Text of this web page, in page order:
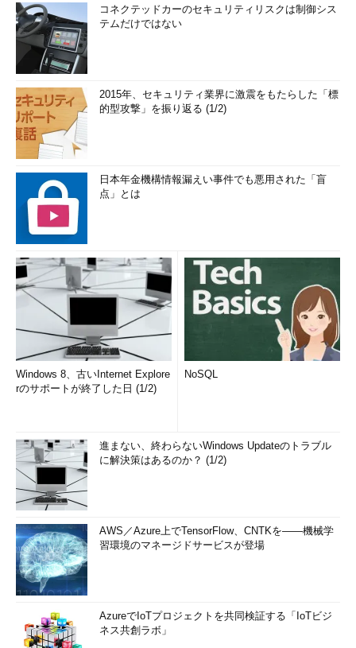
コネクテッドカーのセキュリティリスクは制御シス
テムだけではない
2015年、セキュリティ業界に激震をもたらした「標
的型攻撃」を振り返る (1/2)
日本年金機構情報漏えい事件でも悪用された「盲
点」とは
Windows 8、古いInternet Explore
rのサポートが終了した日 (1/2)
NoSQL
進まない、終わらないWindows Updateのトラブル
に解決策はあるのか？ (1/2)
AWS／Azure上でTensorFlow、CNTKを――機械学
習環境のマネージドサービスが登場
AzureでIoTプロジェクトを共同検証する「IoTビジ
ネス共創ラボ」